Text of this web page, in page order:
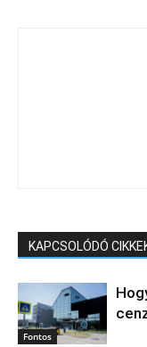
KAPCSOLÓDÓ
Fontos